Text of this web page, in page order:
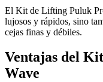
El Kit de Lifting Puluk
lujosos y rápidos, sino
cejas finas y débiles.
Ventajas del
Wave